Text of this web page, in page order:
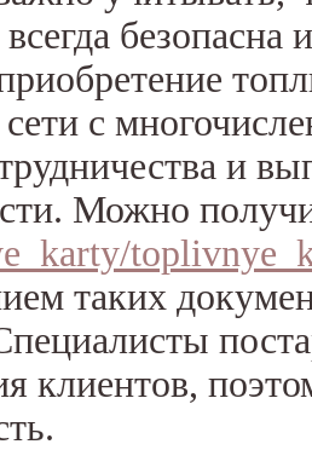
безопасна
с
и
Можно
таких
клиентов,